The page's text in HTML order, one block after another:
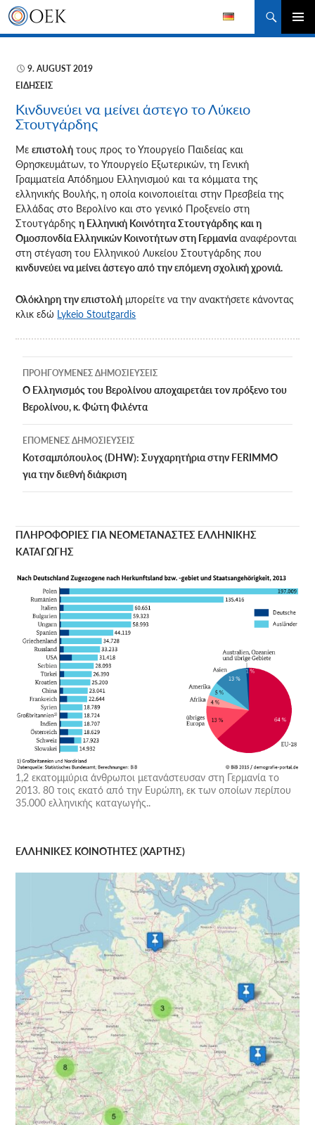
Αναζήτηση
ΚΎΡΙΟ
ΜΕΤΆΒΑΣΗ
9. AUGUST 2019
ΕΙΔΉΣΕΙΣ
Κινδυνεύει να μείνει άστεγο το Λύκειο
Στουτγάρδης
Μεεπιστολή τους προς το Υπουργείο Παιδείας και
Θρησκευμάτων, το Υπουργείο Εξωτερικών, τη Γενική
Γραμματεία Απόδημου Ελληνισμού και τα κόμματα της
ελληνικής Βουλής, η οποία κοινοποιείται στην Πρεσβεία της
Ελλάδας στο Βερολίνο και στο γενικό Προξενείο στη
Στουτγάρδηςη Ελληνική Κοινότητα Στουτγάρδης και η
Ομοσπονδία Ελληνικών Κοινοτήτων στη Γερμανία αναφέρονται
στη στέγαση του Ελληνικού Λυκείου Στουτγάρδης που
κινδυνεύει να μείνει άστεγο από την επόμενη σχολική χρονιά.
Ολόκληρη την επιστολή μπορείτε να την ανακτήσετε κάνοντας
κλικ εδώ Lykeio Stoutgardis
Πλοήγηση
άρθρων
ΠΡΟΗΓΟΎΜΕΝΕΣ ΔΗΜΟΣΙΕΎΣΕΙΣ
Ο Ελληνισμός του Βερολίνου αποχαιρετάει τον πρόξενο του
Βερολίνου, κ. Φώτη Φιλέντα
ΕΠΌΜΕΝΕΣ ΔΗΜΟΣΙΕΎΣΕΙΣ
Κοτσαμπόπουλος (DHW): Συγχαρητήρια στην FERIMMO
για την διεθνή διάκριση
ΠΛΗΡΟΦΟΡΙΕΣ ΓΙΑ ΝΕΟΜΕΤΑΝΑΣΤΕΣ ΕΛΛΗΝΙΚΗΣ
ΚΑΤΑΓΩΓΗΣ
1,2 εκατομμύρια άνθρωποι μετανάστευσαν στη Γερμανία το
2013. 80 τοις εκατό από την Ευρώπη, εκ των οποίων περίπου
35.000 ελληνικής καταγωγής..
ΕΛΛΗΝΙΚΕΣ ΚΟΙΝΟΤΗΤΕΣ (ΧΑΡΤΗΣ)